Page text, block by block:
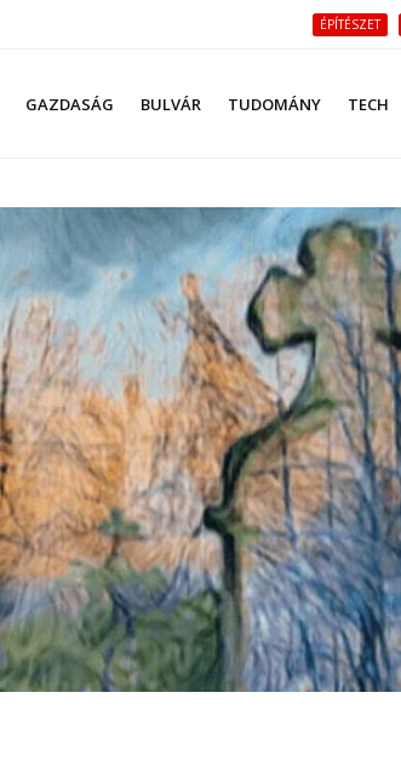
ÉPÍTÉSZET
GAZDASÁG BULVÁR TUDOMÁNY TECH